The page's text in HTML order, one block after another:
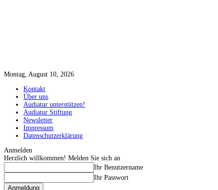
Montag, August 10, 2026
Kontakt
Über uns
Audiatur unterstützen!
Audiatur Stiftung
Newsletter
Impressum
Datenschutzerklärung
Anmelden
Herzlich willkommen! Melden Sie sich an
Ihr Benutzername
Ihr Passwort